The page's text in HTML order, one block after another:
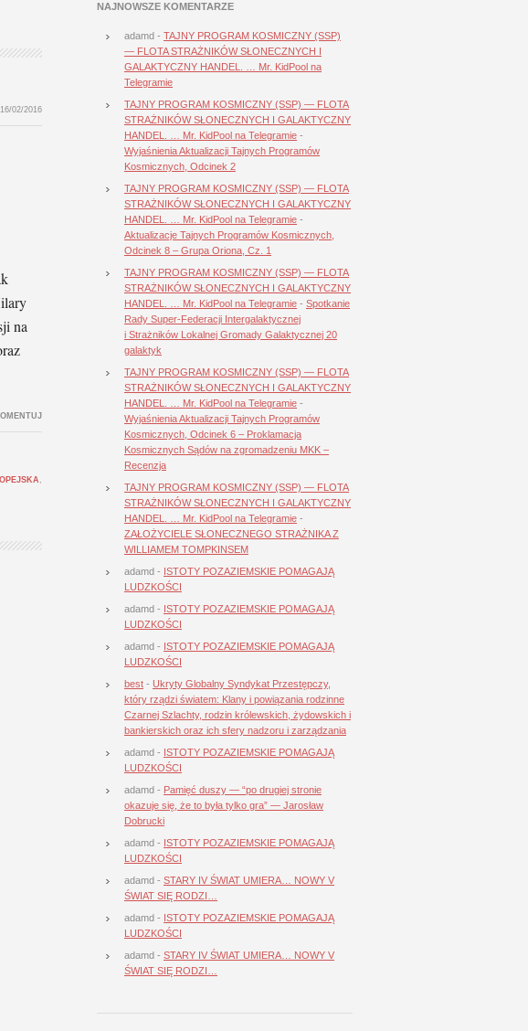
16/02/2016
na
,
NAJNOWSZE KOMENTARZE
adamd - TAJNY PROGRAM KOSMICZNY (SSP)
— FLOTA STRAŻNIKÓW SŁONECZNYCH I
GALAKTYCZNY HANDEL. … Mr. KidPool na
Telegramie
TAJNY PROGRAM KOSMICZNY (SSP) — FLOTA
STRAŻNIKÓW SŁONECZNYCH I GALAKTYCZNY
HANDEL. … Mr. KidPool na Telegramie -
Wyjaśnienia Aktualizacji Tajnych Programów
Kosmicznych, Odcinek 2
TAJNY PROGRAM KOSMICZNY (SSP) — FLOTA
STRAŻNIKÓW SŁONECZNYCH I GALAKTYCZNY
HANDEL. … Mr. KidPool na Telegramie -
Aktualizacje Tajnych Programów Kosmicznych,
Odcinek 8 – Grupa Oriona, Cz. 1
TAJNY PROGRAM KOSMICZNY (SSP) — FLOTA
STRAŻNIKÓW SŁONECZNYCH I GALAKTYCZNY
HANDEL. … Mr. KidPool na Telegramie - Spotkanie
Rady Super-Federacji Intergalaktycznej
i Strażników Lokalnej Gromady Galaktycznej 20
galaktyk
TAJNY PROGRAM KOSMICZNY (SSP) — FLOTA
STRAŻNIKÓW SŁONECZNYCH I GALAKTYCZNY
HANDEL. … Mr. KidPool na Telegramie -
Wyjaśnienia Aktualizacji Tajnych Programów
Kosmicznych, Odcinek 6 – Proklamacja
Kosmicznych Sądów na zgromadzeniu MKK –
Recenzja
TAJNY PROGRAM KOSMICZNY (SSP) — FLOTA
STRAŻNIKÓW SŁONECZNYCH I GALAKTYCZNY
HANDEL. … Mr. KidPool na Telegramie -
ZAŁOŻYCIELE SŁONECZNEGO STRAŻNIKA Z
WILLIAMEM TOMPKINSEM
adamd - ISTOTY POZAZIEMSKIE POMAGAJĄ
LUDZKOŚCI
adamd - ISTOTY POZAZIEMSKIE POMAGAJĄ
LUDZKOŚCI
adamd - ISTOTY POZAZIEMSKIE POMAGAJĄ
LUDZKOŚCI
best - Ukryty Globalny Syndykat Przestępczy,
który rządzi światem: Klany i powiązania rodzinne
Czarnej Szlachty, rodzin królewskich, żydowskich i
bankierskich oraz ich sfery nadzoru i zarządzania
adamd - ISTOTY POZAZIEMSKIE POMAGAJĄ
LUDZKOŚCI
adamd - Pamięć duszy — “po drugiej stronie
okazuje się, że to była tylko gra” — Jarosław
Dobrucki
adamd - ISTOTY POZAZIEMSKIE POMAGAJĄ
LUDZKOŚCI
adamd - STARY IV ŚWIAT UMIERA… NOWY V
ŚWIAT SIĘ RODZI…
adamd - ISTOTY POZAZIEMSKIE POMAGAJĄ
LUDZKOŚCI
adamd - STARY IV ŚWIAT UMIERA… NOWY V
ŚWIAT SIĘ RODZI…